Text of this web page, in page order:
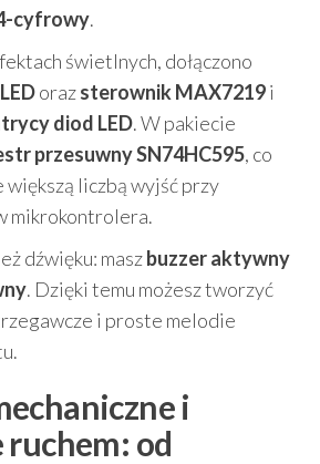
cyfrowy.
świetlnych, dołączono
orazsterownik MAX7219i
diod LED. W pakiecie
przesuwny SN74HC595, co
liczbą wyjść przy
mikrokontrolera.
dźwięku: maszbuzzer aktywny
. Dzięki temu możesz tworzyć
i proste melodie
i
od